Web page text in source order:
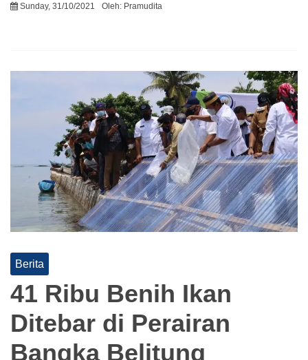
Sunday, 31/10/2021 Oleh: Pramudita
Berita
41 Ribu Benih Ikan
Ditebar di Perairan
Bangka Belitung